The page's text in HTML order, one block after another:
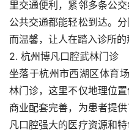
里交通便利，紧邻多条公
公共交通都能轻松到达。
而温馨，让人在踏入诊所的
2. 杭州博凡口腔武林门诊
坐落于杭州市西湖区体育
林门诊，这里不仅地理位
商业配套完善，为患者提
凡口腔强大的医疗资源和